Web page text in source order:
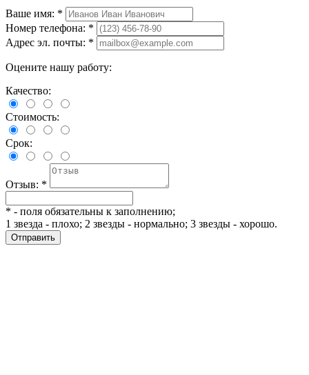
Ваше имя: *
Номер телефона: *
Адрес эл. почты: *
Оцените нашу работу:
Качество:
Стоимость:
Срок:
Отзыв: *
* - поля обязательны к заполнению;
1 звезда - плохо; 2 звезды - нормально; 3 звезды - хорошо.
Отправить